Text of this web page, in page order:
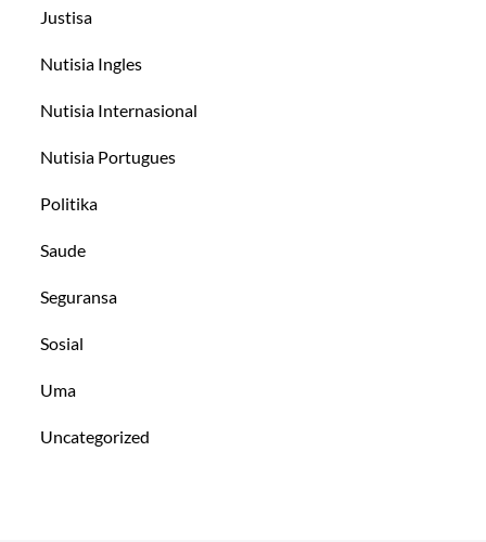
Justisa
Nutisia Ingles
Nutisia Internasional
Nutisia Portugues
Politika
Saude
Seguransa
Sosial
Uma
Uncategorized